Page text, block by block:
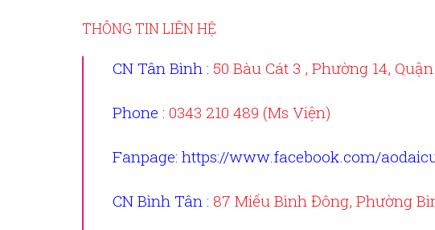
THÔNG TIN LIÊN HỆ
CN Tân Bình : 50 Bàu Cát 3 , Phường 14,
Phone : 0343 210 489 (Ms Viện)
Fanpage: https://www.facebook.com/
CN Bình Tân : 87 Miếu Bình Đông, Phường